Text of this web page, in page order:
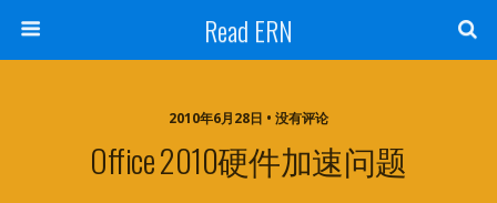
Read ERN
2010年6月28日 • 没有评论
Office 2010硬件加速问题